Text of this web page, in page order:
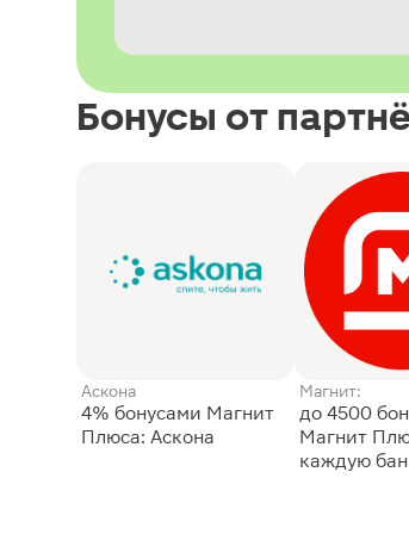
Бонусы от
Аскона
4% бонусами Магнит
Плюса: Аскона
Магнит:
до 4500
Магнит
каждую